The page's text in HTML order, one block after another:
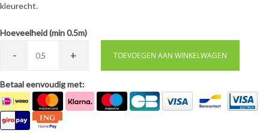
kleurecht.
Hoeveelheid (min 0.5m)
- 0. + TOEVOEGEN AAN WINKELWAGEN
Betaal eenvoudig met: